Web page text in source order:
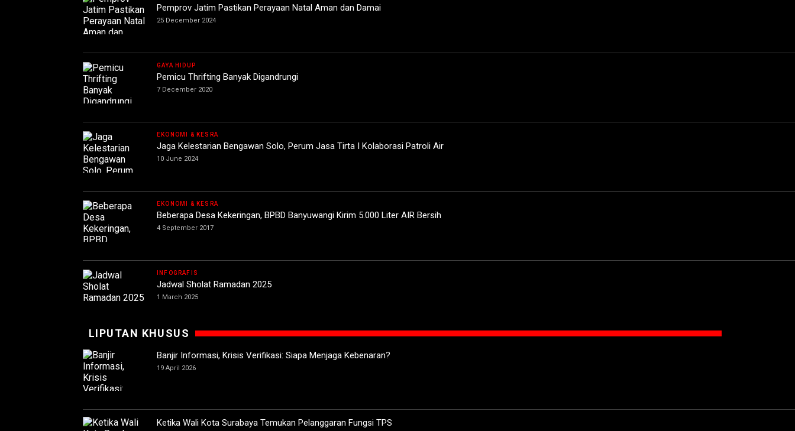
Pemprov Jatim Pastikan Perayaan Natal Aman dan Damai
25 December 2024
GAYA HIDUP
Pemicu Thrifting Banyak Digandrungi
7 December 2020
EKONOMI & KESRA
Jaga Kelestarian Bengawan Solo, Perum Jasa Tirta I Kolaborasi Patroli Air
10 June 2024
EKONOMI & KESRA
Beberapa Desa Kekeringan, BPBD Banyuwangi Kirim 5.000 Liter AIR Bersih
4 September 2017
INFOGRAFIS
Jadwal Sholat Ramadan 2025
1 March 2025
LIPUTAN KHUSUS
Banjir Informasi, Krisis Verifikasi: Siapa Menjaga Kebenaran?
19 April 2026
Ketika Wali Kota Surabaya Temukan Pelanggaran Fungsi TPS